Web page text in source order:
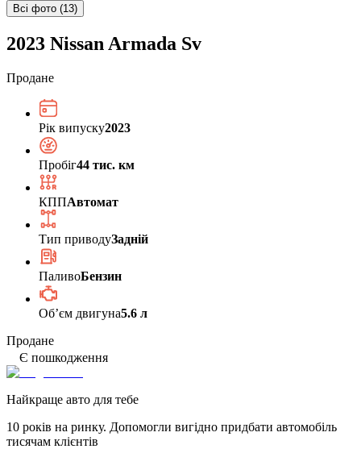
Всі фото (13)
2023 Nissan Armada Sv
Продане
Рік випуску2023
Пробіг44 тис. км
КППАвтомат
Тип приводуЗадній
ПаливоБензин
Обʼєм двигуна5.6 л
Продане
Є пошкодження
Найкраще авто для тебе
10 років на ринку. Допомогли вигідно придбати автомобіль
тисячам клієнтів